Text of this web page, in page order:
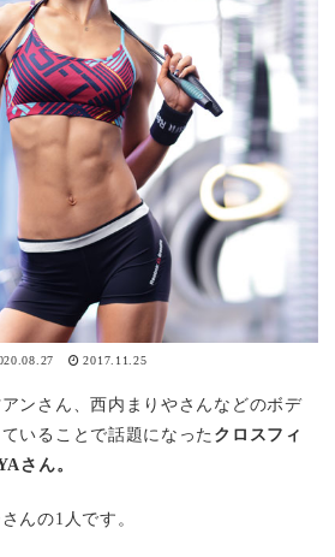
2017.11.25
ンさん、西内まりやさんなどのボデ
いることで話題になった クロスフィ
さん。
んの1人です。